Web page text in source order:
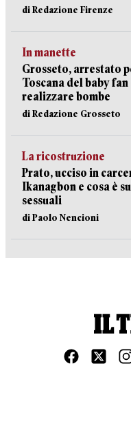
di Redazione Firenze
In manette
Grosseto, arrestato
Toscana del baby
realizzare bombe
di Redazione Grosseto
La ricostruzione
Prato, ucciso in
Ikanagbon e cosa è
sessuali
di Paolo Nencioni